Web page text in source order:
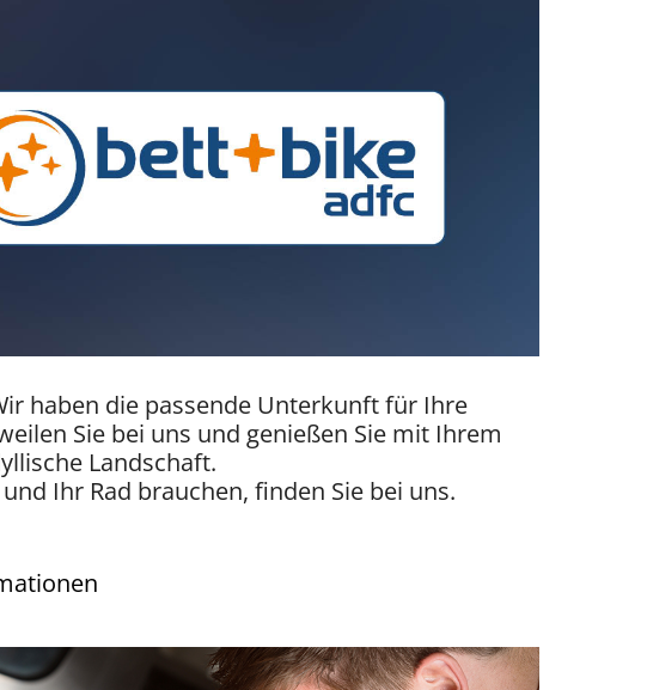
haben die passende Unterkunft für Ihre
Sie bei uns und genießen Sie mit Ihrem
Landschaft.
Ihr Rad brauchen, finden Sie bei uns.